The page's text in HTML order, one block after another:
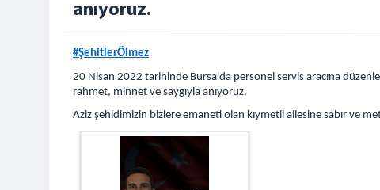
anıyoruz.
#ŞehitlerÖlmez
20 Nisan 2022 tarihinde Bursa'da personel servis aracına
rahmet, minnet ve saygıyla anıyoruz.
Aziz şehidimizin bizlere emaneti olan kıymetli ailesine sabır ve